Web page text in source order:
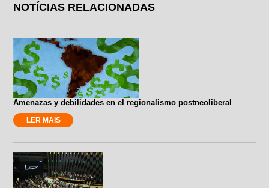
NOTÍCIAS RELACIONADAS
Amenazas y debilidades en el regionalismo postneoliberal
LER MAIS